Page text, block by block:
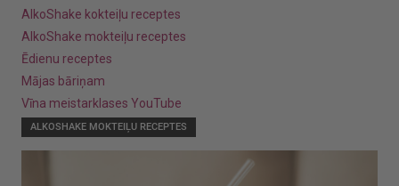
AlkoShake kokteiļu receptes
AlkoShake mokteiļu receptes
Ēdienu receptes
Mājas bāriņam
Vīna meistarklases YouTube
ALKOSHAKE MOKTEIĻU RECEPTES